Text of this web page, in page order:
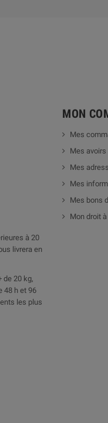
à 20
livrera en
de 20 kg,
48 h et 96
les plus
MON
Mes
Mes avoirs
Mes
Mes
Mes bons
Mon droit